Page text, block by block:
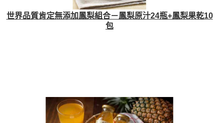
世界品質肯定無添加鳳梨組合－鳳梨原汁24瓶+鳳梨果乾10
包